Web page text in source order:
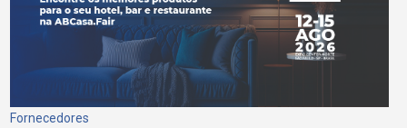
Fornecedores